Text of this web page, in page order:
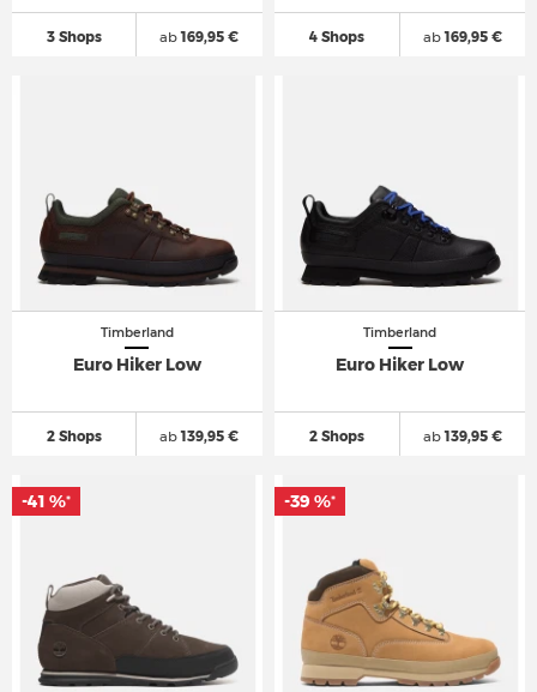
3 Shops ab169,95 € 4 Shops ab169,95 €
Timberland
Euro Hiker Low
2 Shops ab139,95 €
Timberland
Euro Hiker Low
2 Shops ab139,95 €
-41 %* -39 %*